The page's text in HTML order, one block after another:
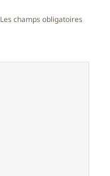
Les champs obligatoires